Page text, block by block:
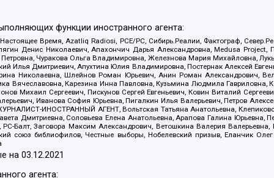
функции иностранного агента:
Время, Azatliq Radiosi, PCE/PC, Сибирь.Реалии, Фактограф,
Денис Николаевич, Апахончич Дарья Александровна, Medusa
Чуракова Ольга Владимировна, Железнова Мария Михайловна,
Илья Дмитриевич, Апухтина Юлия Владимировна, Постернак Алексей
Николаевна, Шлейнов Роман Юрьевич, Анин Роман Александрович,
Вячеславовна, Карезина Инна Павловна, Кузьмина Людмила
Михаил Сергеевич, Пискунов Сергей Евгеньевич, Ковин Виталий
Иванова София Юрьевна, Пигалкин Илья Валерьевич, Петров
ИНОСТРАННЫЙ АГЕНТ, Вольтская Татьяна Анатольевна,
Дмитриевна, Соловьева Елена Анатольевна, Арапова Галина
Балт, Заговора Максим Александрович, Ветошкина Валерия
союз библиофилов, Честные выборы, Нобелевский призыв, Еланчик
на03.12.2021
агента: